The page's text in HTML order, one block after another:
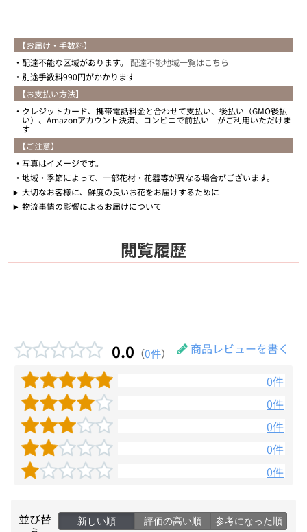
【お届け・手数料】
配達不能な区域があります。 配達不能地域一覧はこちら
別途手数料990円がかかります
【お支払い方法】
クレジットカード、携帯電話料金と合わせて支払い、後払い（GMO後払
い）、Amazonアカウント決済、コンビニで前払い がご利用いただけま
す
【ご注意】
写真はイメージです。
地域・季節によって、一部花材・花器等が異なる場合がございます。
大切なお客様に、鮮度の良いお花をお届けするために
物流事情の影響によるお届けについて
閲覧履歴
0.0 （0件）
商品レビューを書く
0件
0件
0件
0件
0件
並び替 新しい順 評価の高い順 参考になった順